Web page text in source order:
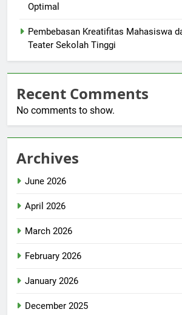
Optimal
Pembebasan Kreatifitas Mahasiswa
Teater Sekolah Tinggi
Recent Comments
No comments to show.
Archives
June 2026
April 2026
March 2026
February 2026
January 2026
December 2025